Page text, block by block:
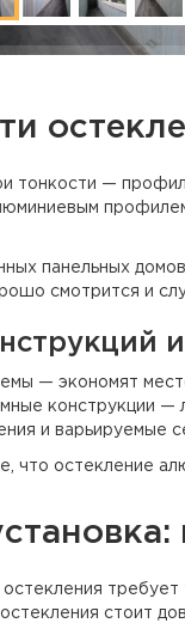
тонкости —
панельных
смотрится и
— экономят
конструкции —
и варьируемые
что остекление
требует
стоит